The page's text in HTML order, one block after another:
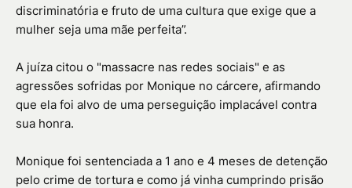
discriminatória e fruto de uma cultura que exige que a
mulher seja uma mãe perfeita”.
A juíza citou o "massacre nas redes sociais" e as
agressões sofridas por Monique no cárcere, afirmando
que ela foi alvo de uma perseguição implacável contra
sua honra.
Monique foi sentenciada a 1 ano e 4 meses de detenção
pelo crime de tortura e como já vinha cumprindo prisão